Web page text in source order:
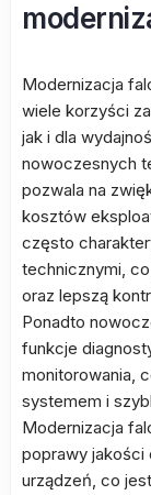
Modernizacja
wiele korzyści
jak i dla
nowoczesnych
pozwala na
kosztów
często
technicznymi,
oraz lepszą
Ponadto
funkcje
monitorowania,
systemem i
Modernizacja
poprawy jakości
urządzeń, co